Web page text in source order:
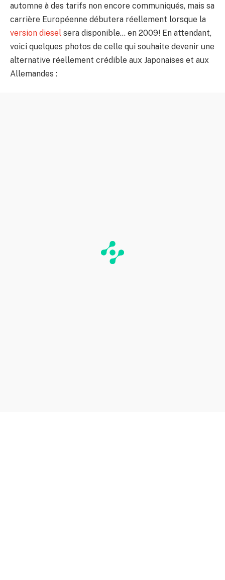
automne à des tarifs non encore communiqués, mais sa
carrière Européenne débutera réellement lorsque la
version diesel sera disponible… en 2009! En attendant,
voici quelques photos de celle qui souhaite devenir une
alternative réellement crédible aux Japonaises et aux
Allemandes :